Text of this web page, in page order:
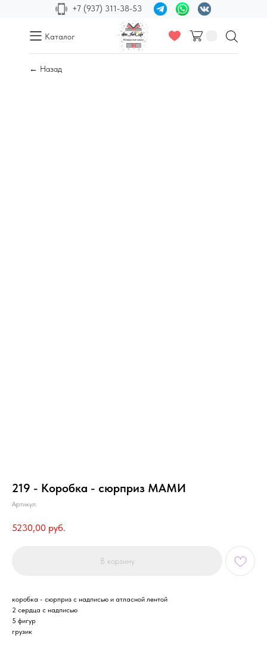
+7 (937) 311-38-53
Каталог
← Назад
219 - Коробка - сюрприз МАМИ
Артикул:
5230,00 руб.
В корзину
коробка - сюрприз с надписью и атласной лентой
2 сердца с надписью
5 фигур
грузик